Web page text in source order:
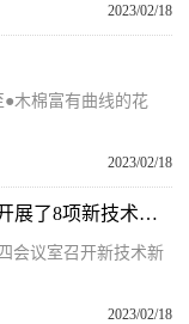
2023/02/18
木棉富有曲线的花
2023/02/18
天天通讯！祝贺！海南西部中心医院又开展了8项新技术新项目​
会议室召开新技术新
2023/02/18